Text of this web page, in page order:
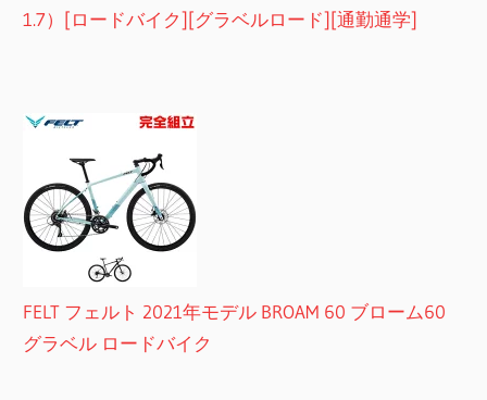
1.7）[ロードバイク][グラベルロード][通勤通学]
FELT フェルト 2021年モデル BROAM 60 ブローム60
グラベル ロードバイク